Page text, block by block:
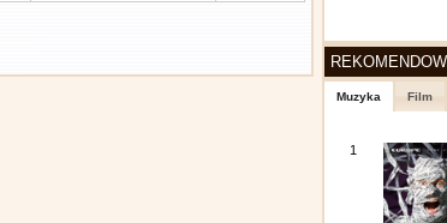
Muzyka Film
1